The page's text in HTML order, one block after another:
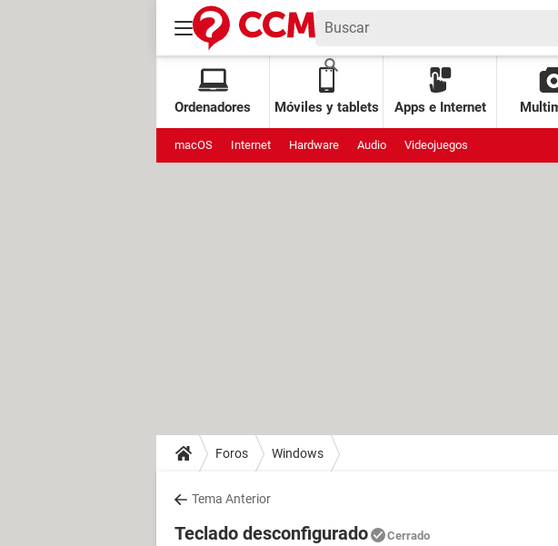
Ordenadores Móviles y tablets Apps e Internet
macOS Internet Hardware Audio Videojuegos
Foros Windows
Tema Anterior
Teclado desconfigurado Cerrado